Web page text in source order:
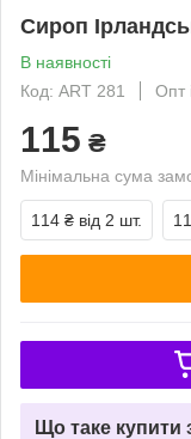
Сироп
В наявності
Код: ART 281
Опт
115 ₴
Мінімальна сума
114 ₴ від 2 шт.
Що таке купити